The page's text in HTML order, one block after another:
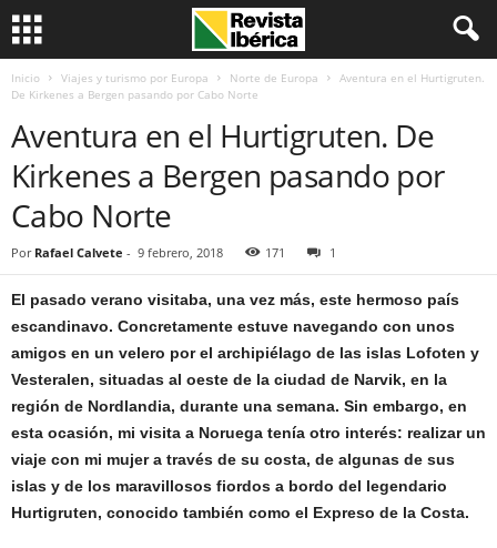
Inicio Viajes y turismo por Europa Norte de Europa
Aventura en el Hurtigruten.
De Kirkenes a Bergen pasando por Cabo Norte
Aventura en el Hurtigruten. De
Kirkenes a Bergen pasando por
Cabo Norte
Por Rafael Calvete - 9 febrero, 2018 171 1
El pasado verano visitaba, una vez más, este hermoso país
escandinavo. Concretamente estuve navegando con unos
amigos en un velero por el archipiélago de las islas Lofoten y
Vesteralen, situadas al oeste de la ciudad de Narvik, en la
región de Nordlandia, durante una semana. Sin embargo, en
esta ocasión, mi visita a Noruega tenía otro interés: realizar un
viaje con mi mujer a través de su costa, de algunas de sus
islas y de los maravillosos fiordos a bordo del legendario
Hurtigruten, conocido también como el Expreso de la Costa.